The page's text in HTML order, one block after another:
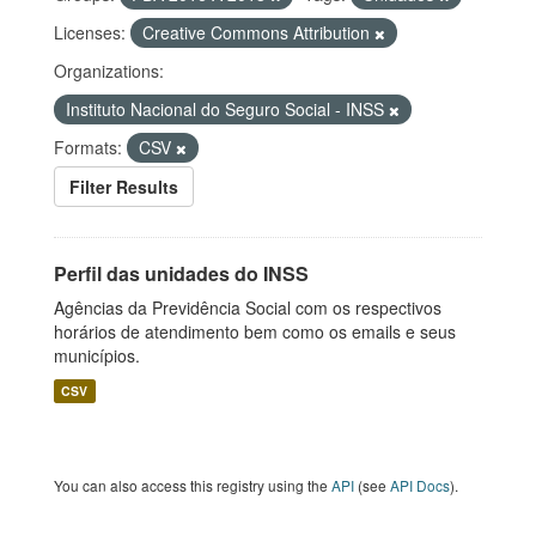
Licenses:
Creative Commons Attribution
Organizations:
Instituto Nacional do Seguro Social - INSS
Formats:
CSV
Filter Results
Perfil das unidades do INSS
Agências da Previdência Social com os respectivos
horários de atendimento bem como os emails e seus
municípios.
CSV
You can also access this registry using the API (see API Docs).